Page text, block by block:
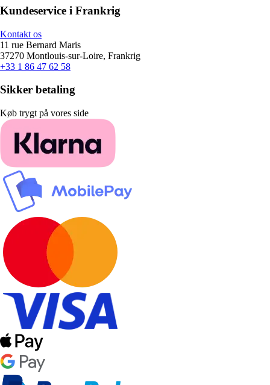
Kundeservice i Frankrig
Kontakt os
11 rue Bernard Maris
37270 Montlouis-sur-Loire, Frankrig
+33 1 86 47 62 58
Sikker betaling
Køb trygt på vores side